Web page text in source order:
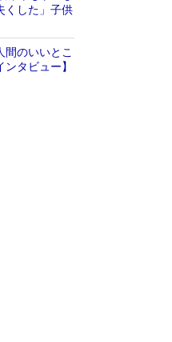
くした」子供
のいいとこ
タビュー】
語に幕 特装